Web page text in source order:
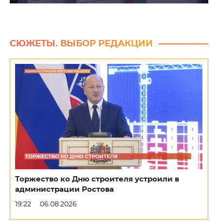
СЮЖЕТЫ. ВЫБОР РЕДАКЦИИ
Торжество ко Дню строителя устроили в
администрации Ростова
19:22 06.08.2026